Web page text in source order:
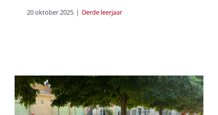
20 oktober 2025 | Derde leerjaar